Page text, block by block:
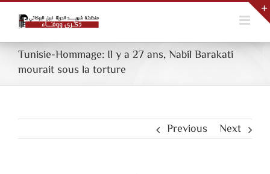
Skip
content
Tunisie-Hommage: Il y a 27 ans, Nabil Barakati
mourait sous la torture
Previous Next